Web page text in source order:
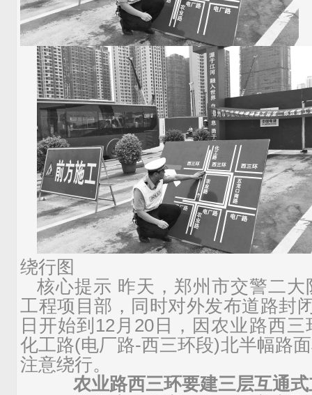
绕行图
核心提示 昨天，郑州市交警二
工程项目部，同时对外发布道路封
日开始到12月20日，因农业路西
化工路(电厂路-西三环段)北半幅路
注意绕行。
农业路西三环要建三层互通